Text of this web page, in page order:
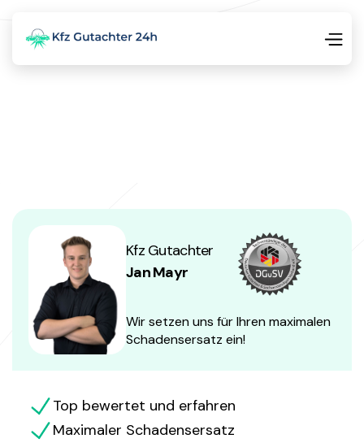
Kfz Gutachter
Jan Mayr
Wir setzen uns für Ihren maximalen
Schadensersatz ein!
Top bewertet und erfahren
Maximaler Schadensersatz